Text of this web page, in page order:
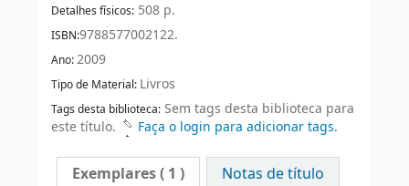
Detalhes físicos: 508 p.
ISBN:9788577002122.
Ano:2009
Tipo de Material: Livros
Tags desta biblioteca: Sem tags desta biblioteca para
este título.
Faça o login para adicionar tags.
Exemplares( 1 )
Notas de título